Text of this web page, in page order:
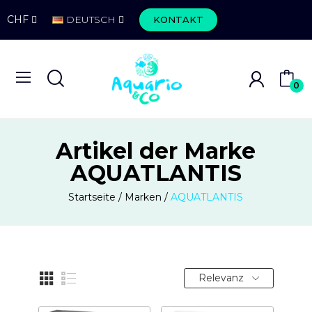
CHF DEUTSCH KONTAKT
0
Artikel der Marke
AQUATLANTIS
Startseite Marken AQUATLANTIS
Relevanz